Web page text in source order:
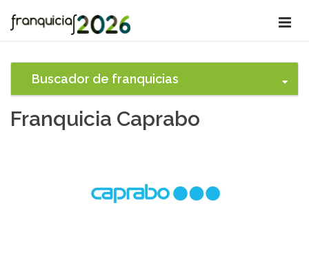
Buscador de franquicias
Franquicia Caprabo